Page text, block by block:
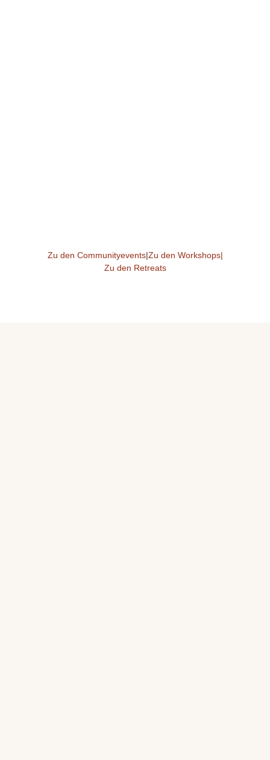
Zu den Communityevents|Zu den Workshops|
Zu den Retreats